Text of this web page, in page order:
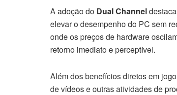
A adoção do Dual Channel
elevar o desempenho do PC sem
onde os preços de hardware
retorno imediato e perceptível.
Além dos benefícios diretos em
de vídeos e outras atividades de